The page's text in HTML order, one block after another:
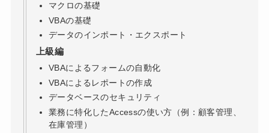
マクロの基礎
VBAの基礎
データのインポート・エクスポート
上級編
VBAによるフォームの自動化
VBAによるレポートの作成
データベースのセキュリティ
業務に特化したAccessの使い方（例：顧客管理、
在庫管理）